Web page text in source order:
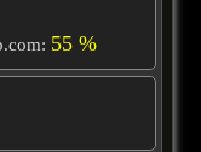
55 %